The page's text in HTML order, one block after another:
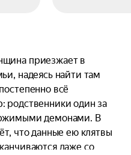
приезжает в
надеясь найти там
всё
родственники один за
демонами. В
что данные ею клятвы
даже со